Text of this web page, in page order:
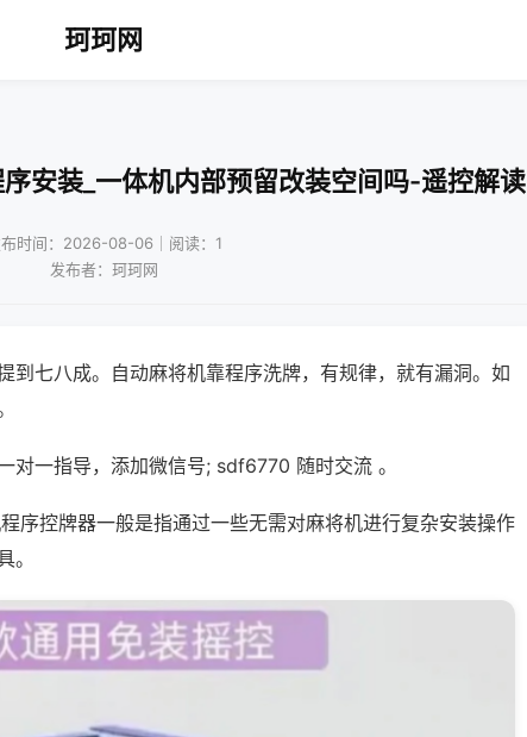
珂珂网
安装_一体机内部预留改装空间吗-遥控解读
时间：2026-08-06｜阅读：1
发布者：珂珂网
到七八成。自动麻将机靠程序洗牌，有规律，就有漏洞。如
对一指导，添加微信号; sdf6770 随时交流 。
序控牌器一般是指通过一些无需对麻将机进行复杂安装操作
。